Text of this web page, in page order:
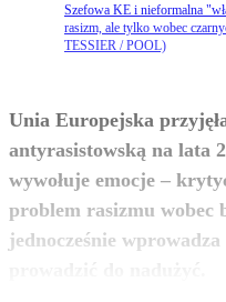
Szefowa KE i nieformalna
rasizm, ale tylko wobec
TESSIER / POOL)
Unia Europejska
antyrasistowską na lata
wywołuje emocje –
problem rasizmu wobec
jednocześnie